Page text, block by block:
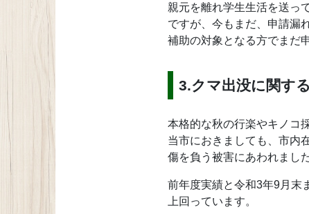
親元を離れ学生生活を送っ
ですが、今もまだ、申請漏
補助の対象となる方でまだ
3.クマ出没に関す
本格的な秋の行楽やキノコ
当市におきましても、市内
傷を負う被害にあわれました
前年度実績と令和3年9月末
上回っています。